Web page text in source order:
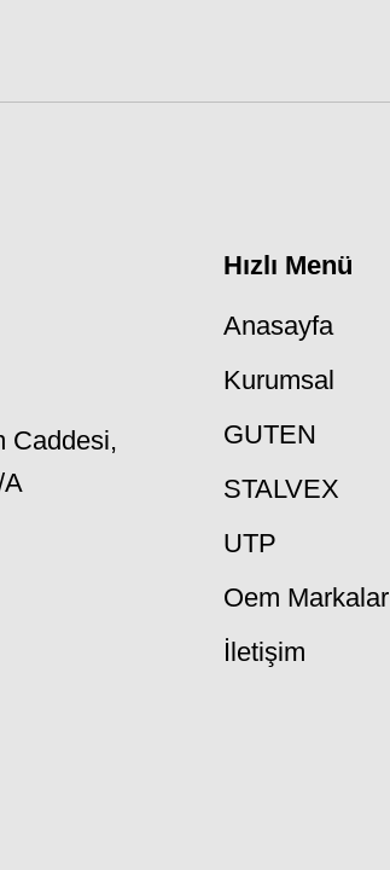
Caddesi,
Hızlı Menü
Anasayfa
Kurumsal
GUTEN
STALVEX
UTP
Oem Markalar
İletişim